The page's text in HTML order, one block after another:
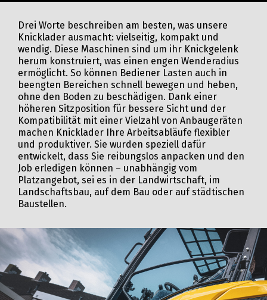
Drei Worte beschreiben am besten, was unsere
Knicklader ausmacht: vielseitig, kompakt und
wendig. Diese Maschinen sind um ihr Knickgelenk
herum konstruiert, was einen engen Wenderadius
ermöglicht. So können Bediener Lasten auch in
beengten Bereichen schnell bewegen und heben,
ohne den Boden zu beschädigen. Dank einer
höheren Sitzposition für bessere Sicht und der
Kompatibilität mit einer Vielzahl von Anbaugeräten
machen Knicklader Ihre Arbeitsabläufe flexibler
und produktiver. Sie wurden speziell dafür
entwickelt, dass Sie reibungslos anpacken und den
Job erledigen können – unabhängig vom
Platzangebot, sei es in der Landwirtschaft, im
Landschaftsbau, auf dem Bau oder auf städtischen
Baustellen.